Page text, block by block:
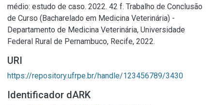
médio: estudo de caso. 2022. 42 f. Trabalho de Conclusão
de Curso (Bacharelado em Medicina Veterinária) -
Departamento de Medicina Veterinária, Universidade
Federal Rural de Pernambuco, Recife, 2022.
URI
https://repository.ufrpe.br/handle/123456789/3430
Identificador dARK